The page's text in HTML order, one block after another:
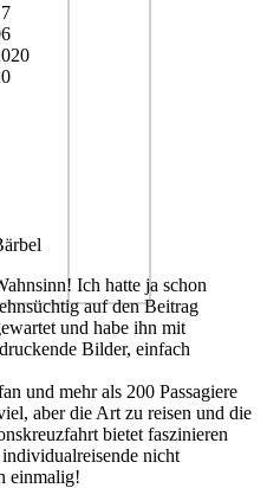
Ich hatte ja schon
auf den Beitrag
und habe ihn mit
Bilder, einfach
und mehr als 200 Passagiere
aber die Art zu reisen und die
bietet faszinieren
nicht
einmalig!